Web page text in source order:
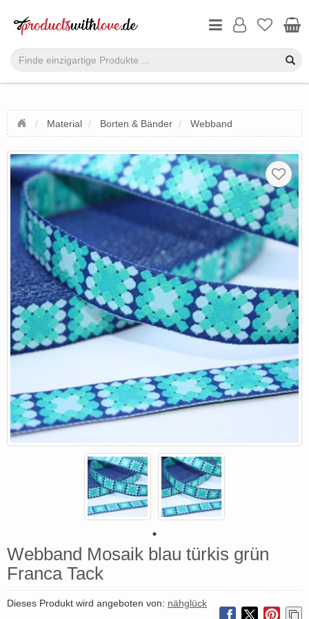
Material Borten & Bänder Webband
Webband Mosaik blau türkis grün
Franca Tack
Dieses Produkt wird angeboten von: nähglück